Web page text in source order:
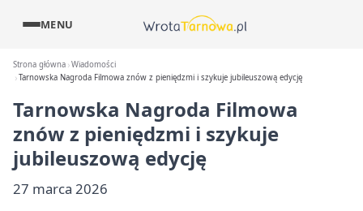
MENU
Strona główna Wiadomości
Tarnowska Nagroda Filmowa znów z pieniędzmi i szykuje jubileuszową edycję
Tarnowska Nagroda Filmowa
znów z pieniędzmi i szykuje
jubileuszową edycję
27 marca 2026